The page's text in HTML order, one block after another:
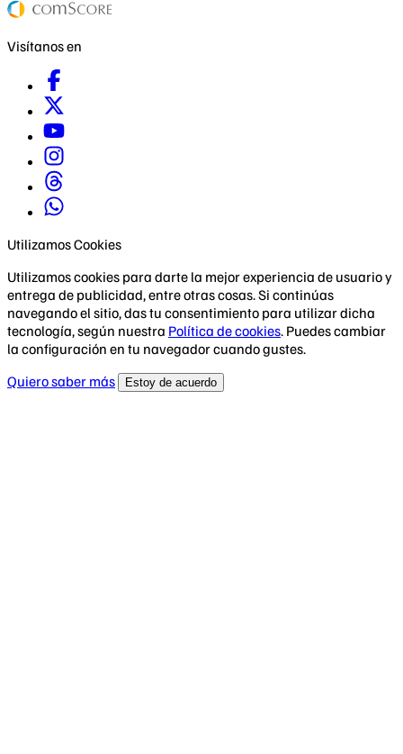
Visítanos en
Utilizamos Cookies
Utilizamos cookies para darte la mejor experiencia de usuario y
entrega de publicidad, entre otras cosas. Si continúas
navegando el sitio, das tu consentimiento para utilizar dicha
tecnología, según nuestra Política de cookies. Puedes cambiar
la configuración en tu navegador cuando gustes.
Quiero saber más
Estoy de acuerdo